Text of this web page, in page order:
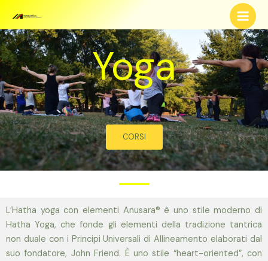
Yoga
CORSI
L’Hatha yoga con elementi Anusara® è uno stile moderno di
Hatha Yoga, che fonde gli elementi della tradizione tantrica
non duale con i Principi Universali di Allineamento elaborati dal
suo fondatore, John Friend. È uno stile “heart-oriented”, con